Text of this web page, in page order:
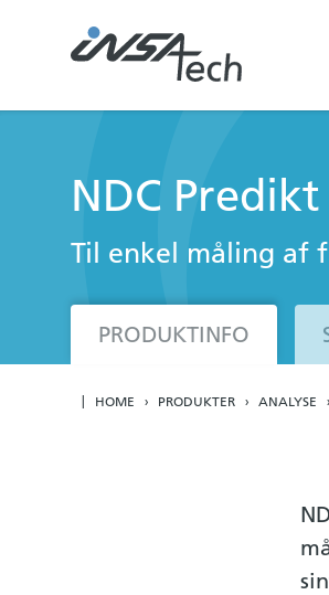
NDC Predikt
Til enkel måling af
PRODUKTINFO
HOME PRODUKTER ANALYSE